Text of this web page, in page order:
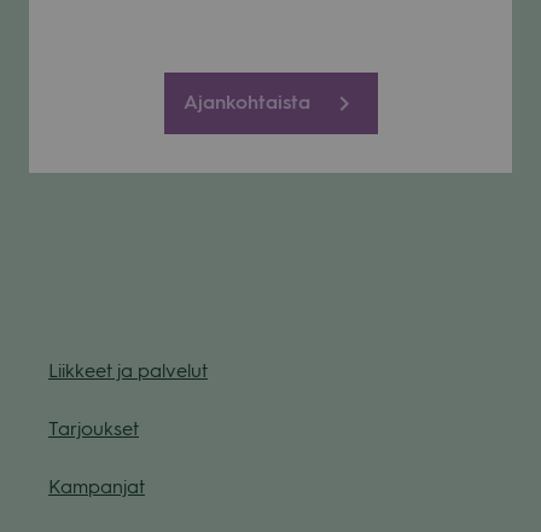
Ajankohtaista
Liik­keet ja pal­ve­lut
Tar­jouk­set
Kam­pan­jat